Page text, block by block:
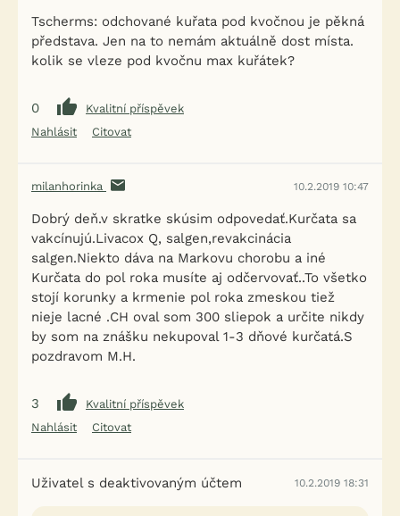
Tscherms: odchované kuřata pod kvočnou je pěkná
představa. Jen na to nemám aktuálně dost místa.
kolik se vleze pod kvočnu max kuřátek?
0
Kvalitní příspěvek
Nahlásit
Citovat
milanhorinka 10.2.2019 10:47
Dobrý deň.v skratke skúsim odpovedať.Kurčata sa
vakcínujú.Livacox Q, salgen,revakcinácia
salgen.Niekto dáva na Markovu chorobu a iné
Kurčata do pol roka musíte aj odčervovať..To všetko
stojí korunky a krmenie pol roka zmeskou tiež
nieje lacné .CH oval som 300 sliepok a určite nikdy
by som na znášku nekupoval 1-3 dňové kurčatá.S
pozdravom M.H.
3
Kvalitní příspěvek
Nahlásit
Citovat
Uživatel s deaktivovaným účtem 10.2.2019 18:31